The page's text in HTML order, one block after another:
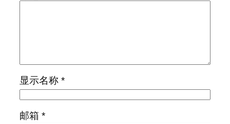
显示名称 *
邮箱 *